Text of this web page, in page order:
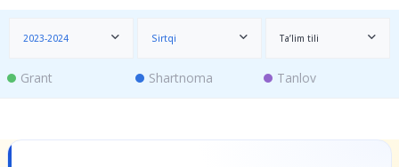
2023-2024 Sirtqi Ta’lim tili
Grant Shartnoma Tanlov